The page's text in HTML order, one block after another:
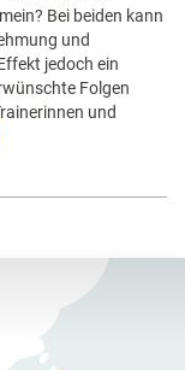
Bei beiden kann
und
jedoch ein
Folgen
und